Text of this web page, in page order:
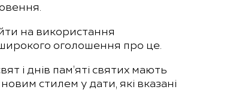
на використання
оголошення про це.
і днів пам’яті святих мають
стилем у дати, які вказані